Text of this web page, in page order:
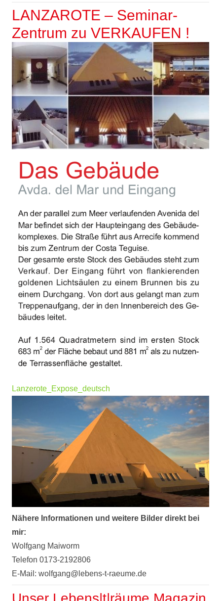
LANZAROTE – Seminar-
Zentrum zu VERKAUFEN !
Lanzerote_Expose_deutsch
Nähere Informationen und weitere Bilder direkt bei
mir:
Wolfgang Maiworm
Telefon 0173-2192806
E-Mail: wolfgang@lebens-t-raeume.de